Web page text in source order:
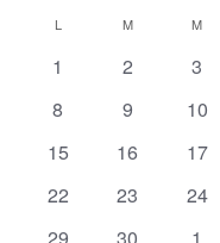
date.
Calendrier
de
Évènements
LLUNDI MMARDI M
0
1
0
2
0
3
0
8
0
9
0
10
0
15
0
16
0
17
0
22
0
23
0
24
0
0
0